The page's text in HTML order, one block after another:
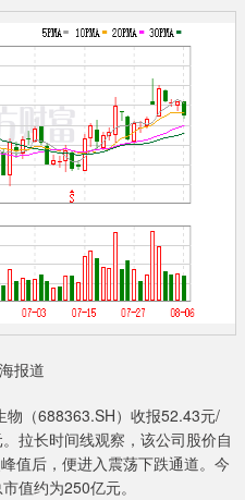
报道
（688363.SH）收报52.43元/
拉长时间线观察，该公司股价自
值后，便进入震荡下跌通道。今
值约为250亿元。